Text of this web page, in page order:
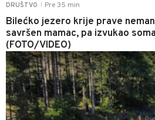
DRUŠTVO Pre 35 min
Bilećko jezero krije prave
savršen mamac, pa izvukao
(FOTO/VIDEO)